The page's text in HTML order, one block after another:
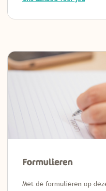
Formulieren
Met de formulieren op